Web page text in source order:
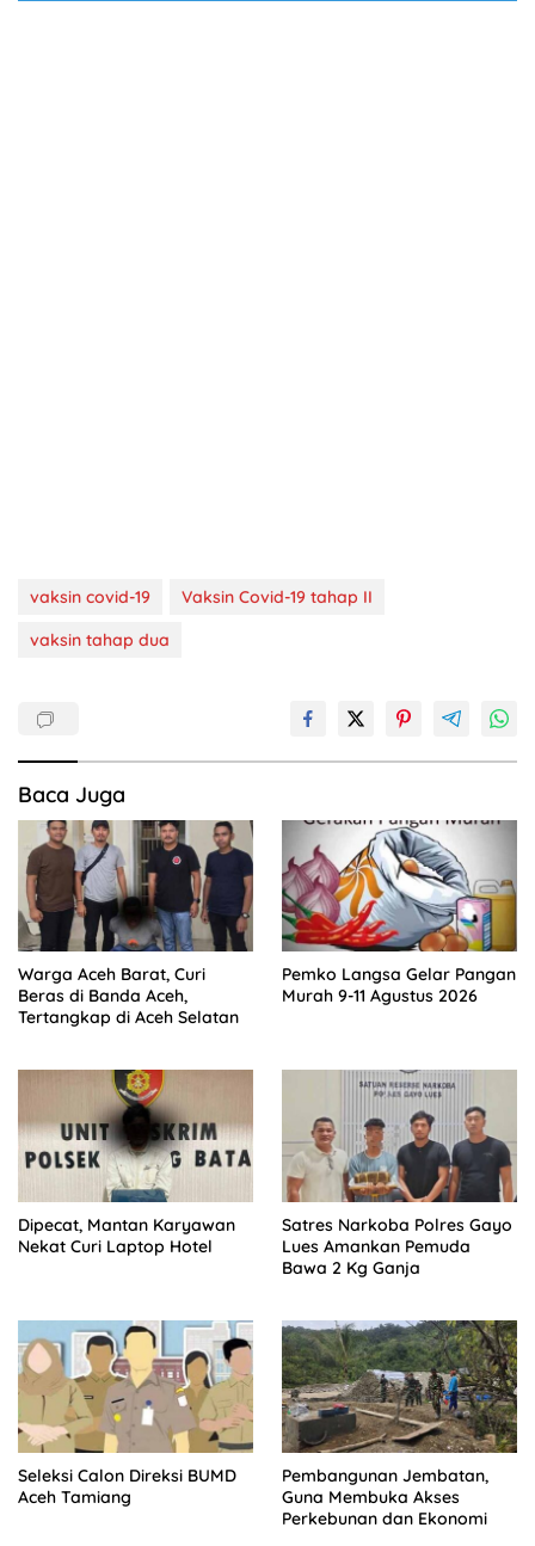
vaksin covid-19
Vaksin Covid-19 tahap II
vaksin tahap dua
Baca Juga
Warga Aceh Barat, Curi
Beras di Banda Aceh,
Tertangkap di Aceh Selatan
Pemko Langsa Gelar Pangan
Murah 9-11 Agustus 2026
Dipecat, Mantan Karyawan
Nekat Curi Laptop Hotel
Satres Narkoba Polres Gayo
Lues Amankan Pemuda
Bawa 2 Kg Ganja
Seleksi Calon Direksi BUMD
Aceh Tamiang
Pembangunan Jembatan,
Guna Membuka Akses
Perkebunan dan Ekonomi